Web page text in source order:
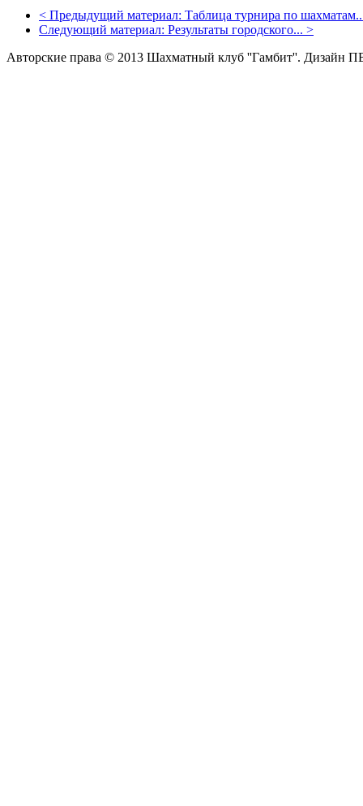
< Предыдущий материал: Таблица турнира по
Следующий материал: Результаты городского... >
Авторские права © 2013 Шахматный клуб ''Гамбит''. Дизайн